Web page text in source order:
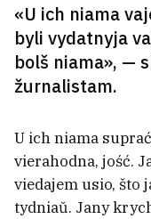
«U ich niama
byli vydatnyja
bolš niama», —
žurnalistam.
U ich niama
vierahodna, jość.
viedajem usio, što
tydniaŭ. Jany
Piać achoŭnikaŭ
Łukašenku, pakul
fatahrafavaŭsia ź
Babaryka
prajektam